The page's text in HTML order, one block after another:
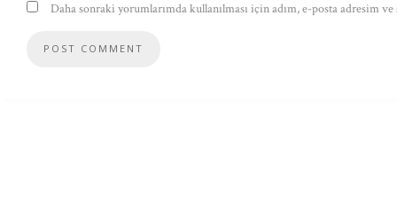
Daha sonraki yorumlarımda kullanılması için adım, e-posta adresim